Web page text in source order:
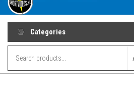
ondernemers
Categories